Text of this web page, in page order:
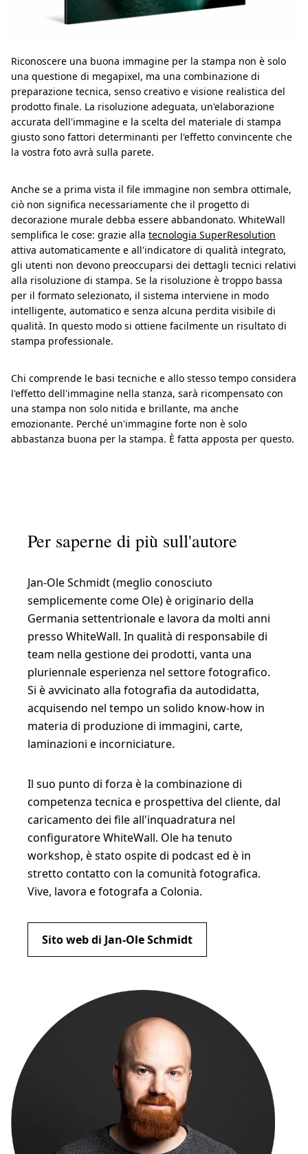
Riconoscere una buona immagine per la stampa non è solo
una questione di megapixel, ma una combinazione di
preparazione tecnica, senso creativo e visione realistica del
prodotto finale. La risoluzione adeguata, un'elaborazione
accurata dell'immagine e la scelta del materiale di stampa
giusto sono fattori determinanti per l'effetto convincente che
la vostra foto avrà sulla parete.
Anche se a prima vista il file immagine non sembra ottimale,
ciò non significa necessariamente che il progetto di
decorazione murale debba essere abbandonato. WhiteWall
semplifica le cose: grazie alla tecnologia SuperResolution
attiva automaticamente e all'indicatore di qualità integrato,
gli utenti non devono preoccuparsi dei dettagli tecnici relativi
alla risoluzione di stampa. Se la risoluzione è troppo bassa
per il formato selezionato, il sistema interviene in modo
intelligente, automatico e senza alcuna perdita visibile di
qualità. In questo modo si ottiene facilmente un risultato di
stampa professionale.
Chi comprende le basi tecniche e allo stesso tempo considera
l'effetto dell'immagine nella stanza, sarà ricompensato con
una stampa non solo nitida e brillante, ma anche
emozionante. Perché un'immagine forte non è solo
abbastanza buona per la stampa. È fatta apposta per questo.
Per saperne di più sull'autore
Jan-Ole Schmidt (meglio conosciuto
semplicemente come Ole) è originario della
Germania settentrionale e lavora da molti anni
presso WhiteWall. In qualità di responsabile di
team nella gestione dei prodotti, vanta una
pluriennale esperienza nel settore fotografico.
Si è avvicinato alla fotografia da autodidatta,
acquisendo nel tempo un solido know-how in
materia di produzione di immagini, carte,
laminazioni e incorniciature.
Il suo punto di forza è la combinazione di
competenza tecnica e prospettiva del cliente, dal
caricamento dei file all'inquadratura nel
configuratore WhiteWall. Ole ha tenuto
workshop, è stato ospite di podcast ed è in
stretto contatto con la comunità fotografica.
Vive, lavora e fotografa a Colonia.
Sito web di Jan-Ole Schmidt